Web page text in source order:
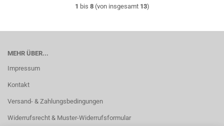
1 bis 8(von insgesamt 13)
MEHR ÜBER...
Impressum
Kontakt
Versand- & Zahlungsbedingungen
Widerrufsrecht & Muster-Widerrufsformular